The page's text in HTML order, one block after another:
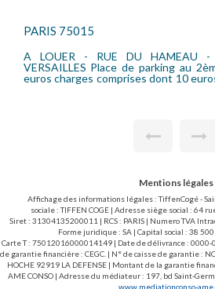
- METRO PORTE DE
10 euros de charges. Dépôt de
Mentions légales
Affichage des informations légales : TiffenCogé -
sociale : TIFFEN COGE | Adresse siège social : 64
Siret : 31304135200011 | RCS : PARIS | Numero TVA
Forme juridique : SA | Capital social : 38 500
Carte T : 75012016000014149 | Date de délivrance : 0000-
de garantie financière : CEGC. | N° de caisse de garantie :
HOCHE 92919 LA DEFENSE | Montant de la garantie
AME CONSO | Adresse du médiateur : 197, bd Saint-
www.mediationconso-